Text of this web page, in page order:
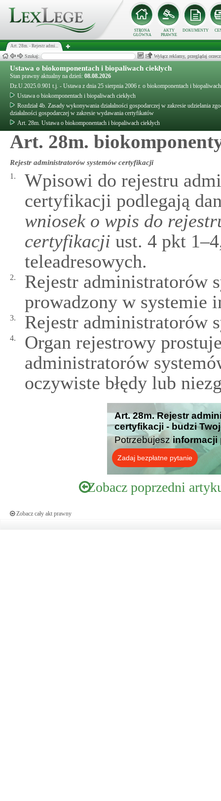
STRONA
GŁÓWNA
AKTY
PRAWNE
DOKUMENTY
Art. 28m. - Rejestr admi...
Szukaj: Wyłącz reklamy, przeglądaj
Ustawa o biokomponentach i biopaliwach ciekłych
Stan prawny aktualny na dzień: 08.08.2026
Dz.U.2025.0.901 t.j. - Ustawa z dnia 25 sierpnia 2006 r. o biokomponentach i
Ustawa o biokomponentach i biopaliwach ciekłych
Rozdział 4b. Zasady wykonywania działalności gospodarczej w zakresie udzielania
działalności gospodarczej w zakresie wydawania certyfikatów
Art. 28m. Ustawa o biokomponentach i biopaliwach ciekłych
Art. 28m.
Rejestr administratorów systemów certyfikacji
1.
Wpisowi do rejestru
certyfikacji podlegają
wniosek o wpis do
certyfikacji ust. 4 pkt
teleadresowych.
2.
Rejestr administratorów
prowadzony w systemie
3. Rejestr administratorów
4.
Organ rejestrowy
administratorów
oczywiste błędy lub
Art. 28m. Rejestr
certyfikacji - budzi
Potrzebujesz informacji
Zadaj bezpłatne pytanie
Zobacz poprzedni
Zobacz cały akt prawny